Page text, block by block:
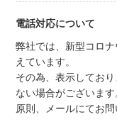
電話対応について
弊社では、新型コロ
えています。
その為、表示してお
ない場合がございます
原則、メールにてお